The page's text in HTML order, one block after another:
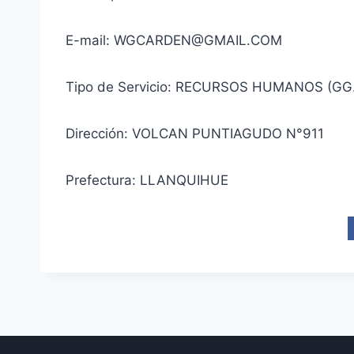
E-mail: WGCARDEN@GMAIL.COM
Tipo de Servicio: RECURSOS HUMANOS
Dirección: VOLCAN PUNTIAGUDO N°911
Prefectura: LLANQUIHUE